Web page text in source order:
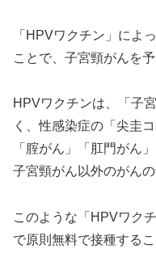
「HPVワクチン」によ
ことで、子宮頸がんを
HPVワクチンは、「子
く、性感染症の「尖圭
「腟がん」「肛門がん
子宮頸がん以外のがん
このような「HPVワク
で原則無料で接種するこ